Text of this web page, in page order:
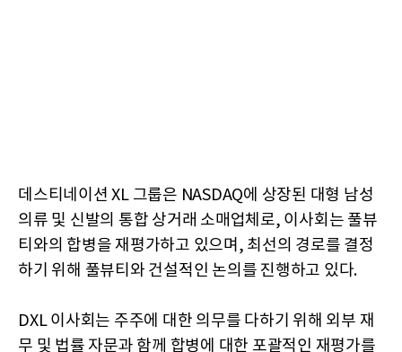
데스티네이션 XL 그룹은 NASDAQ에 상장된 대형 남성
의류 및 신발의 통합 상거래 소매업체로, 이사회는 풀뷰
티와의 합병을 재평가하고 있으며, 최선의 경로를 결정
하기 위해 풀뷰티와 건설적인 논의를 진행하고 있다.
DXL 이사회는 주주에 대한 의무를 다하기 위해 외부 재
무 및 법률 자문과 함께 합병에 대한 포괄적인 재평가를